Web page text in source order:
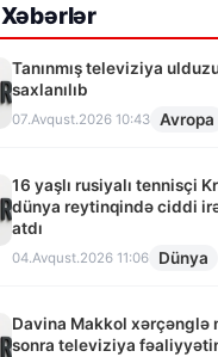
Tanınmış televiziya
saxlanılıb
07.Avqust.2026 10:43 Avropa
16 yaşlı rusiyalı tennisçi
dünya reytinqində ciddi
atdı
04.Avqust.2026 11:06 Dünya
Davina Makkol xərçənglə
sonra televiziya